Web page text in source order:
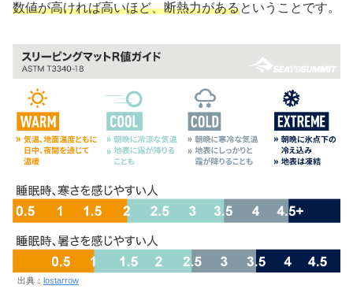
数値が高ければ高いほど、断熱力があるということです。
出典： lostarrow